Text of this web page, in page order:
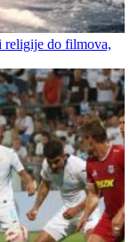
religije do filmova,